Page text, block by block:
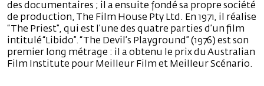
des documentaires ; il a ensuite fondé sa propre société
de production, The Film House Pty Ltd. En 1971, il réalise
“The Priest”, qui est l’une des quatre parties d’un film
intitulé “Libido”. “The Devil’s Playground” (1976) est son
premier long métrage : il a obtenu le prix du Australian
Film Institute pour Meilleur Film et Meilleur Scénario.